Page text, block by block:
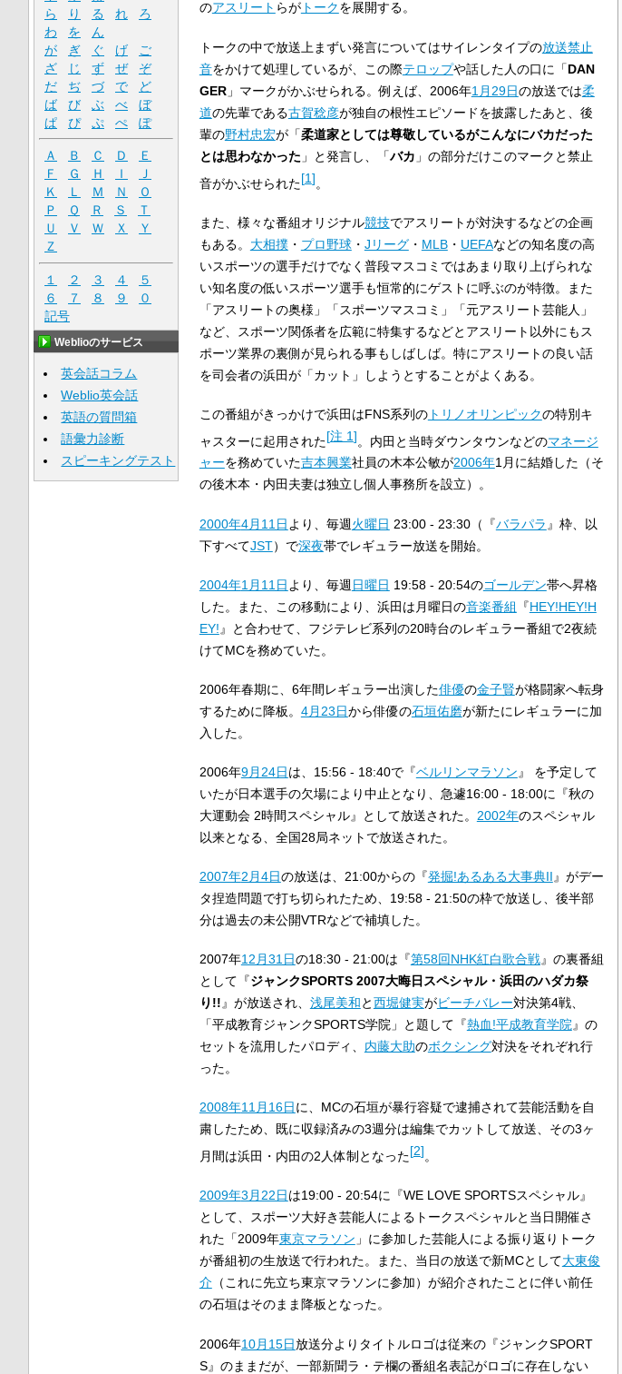
のアスリート らがトークを展開する。
トークの中で放送上まずい発言についてはサイレンタイプの放送禁止
音をかけて処理しているが、この際テロップや話した人の口に「DAN
GER」マークがかぶせられる。例えば、2006年1月29日の放送では柔
道の先輩である古賀稔彦が独自の根性エピソードを披露したあと、後
輩の野村忠宏が「柔道家としては尊敬しているがこんなにバカだった
とは思わなかった 」と発言し、「バカ 」の部分だけこのマークと禁止
音がかぶせられた[1]。
また、様々な番組オリジナル競技でアスリートが対決するなどの企画
もある。 大相撲・ プロ野球・ Jリーグ・ MLB・ UEFAなどの知名度の高
いスポーツの選手だけでなく普段マスコミではあまり取り上げられな
い知名度の低いスポーツ選手も恒常的にゲストに呼ぶのが特徴。また
「アスリートの奥様」「スポーツマスコミ」「元アスリート芸能人」
など、スポーツ関係者を広範に特集するなどとアスリート以外にもス
ポーツ業界の裏側が見られる事もしばしば。特にアスリートの良い話
を司会者の浜田が「カット」しようとすることがよくある。
この番組がきっかけで浜田はFNS系列のトリノオリンピックの特別キ
ャスターに起用された[注 1]。内田と当時ダウンタウンなどのマネージ
ャーを務めていた吉本興業社員の木本公敏が2006年1月に結婚した（そ
の後木本・内田夫妻は独立し個人事務所を設立）。
2000年4月11日 より、毎週火曜日 23:00 - 23:30（『バラパラ 』枠、以
下すべてJST）で深夜帯でレギュラー放送を開始。
2004年1月11日 より、毎週 日曜日 19:58 - 20:54のゴールデン帯へ昇格
した。また、この移動により、浜田は月曜日の音楽番組 『HEY!HEY!H
EY! 』と合わせて、フジテレビ系列の20時台のレギュラー番組で2夜続
けてMCを務めていた。
2006年春期に、6年間レギュラー出演した俳優の金子賢が格闘家へ転身
するために降板。 4月23日から俳優の石垣佑磨が新たにレギュラーに加
入した。
2006年9月24日は、15:56 - 18:40で『ベルリンマラソン 』 を予定して
いたが日本選手の欠場により中止となり、急遽16:00 - 18:00に『秋の
大運動会 2時間スペシャル』として放送された。 2002年のスペシャル
以来となる、全国28局ネットで放送された。
2007年2月4日の放送は、21:00からの『発掘!あるある大事典II 』がデー
タ捏造問題で打ち切られたため、19:58 - 21:50の枠で放送し、後半部
分は過去の未公開VTRなどで補填した。
2007年12月31日の18:30 - 21:00は『第58回NHK紅白歌合戦』の裏番組
として『ジャンクSPORTS 2007大晦日スペシャル・浜田のハダカ祭
り!!』が放送され、 浅尾美和と西堀健実がビーチバレー対決第4戦、
「平成教育ジャンクSPORTS学院」と題して『熱血!平成教育学院』の
セットを流用したパロディ、 内藤大助のボクシング対決をそれぞれ行
った。
2008年11月16日に、MCの石垣が暴行容疑で逮捕されて芸能活動を自
粛したため、既に収録済みの3週分は編集でカットして放送、その3ヶ
月間は浜田・内田の2人体制となった[2]。
2009年3月22日は19:00 - 20:54に『WE LOVE SPORTSスペシャル』
として、スポーツ大好き芸能人によるトークスペシャルと当日開催さ
れた「2009年東京マラソン 」に参加した芸能人による振り返りトーク
が番組初の生放送で行われた。また、当日の放送で新MCとして大東俊
介（これに先立ち東京マラソンに参加）が紹介されたことに伴い前任
の石垣はそのまま降板となった。
2006年10月15日放送分よりタイトルロゴは従来の『ジャンクSPORT
S』のままだが、一部新聞ラ・テ欄の番組名表記がロゴに存在しない
ら
り る れ
ろ
わ
を
ん
が
ぎ ぐ げ
ご
ざ
じ ず ぜ
ぞ
だ
ぢ づ で
ど
ば
び ぶ べ
ぼ
ぱ
ぴ ぷ ぺ ぽ
Ａ Ｂ Ｃ Ｄ
Ｅ
Ｆ
Ｇ Ｈ Ｉ
Ｊ
Ｋ
Ｌ Ｍ Ｎ
Ｏ
Ｐ
Ｑ Ｒ Ｓ
Ｔ
Ｕ
Ｖ Ｗ Ｘ
Ｙ
Ｚ
１ ２ ３ ４
５
６
７ ８ ９
０
記号
Weblioのサービス
英会話コラム
Weblio英会話
英語の質問箱
語彙力診断
スピーキングテスト